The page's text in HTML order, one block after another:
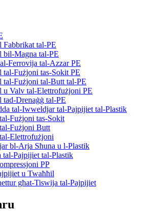
Fabbrikat tal-PE
bil-Magna tal-PE
Ferrovija tal-Azzar PE
tal-Fużjoni tas-Sokit PE
tal-Fużjoni tal-Butt tal-PE
u Valv tal-Elettrofużjoni PE
tad-Drenaġġ tal-PE
tal-Iwweldjar tal-Pajpijiet tal-Plastik
Fużjoni tas-Sokit
Fużjoni Butt
Elettrofużjoni
bl-Arja Sħuna u l-Plastik
tal-Pajpijiet tal-Plastik
PP
u Twaħħil
għat-Tiswija tal-Pajpijiet